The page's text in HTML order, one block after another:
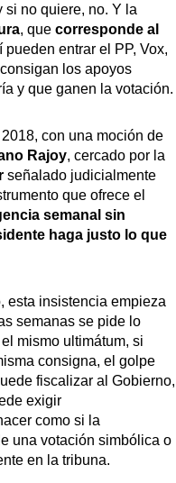
si no quiere, no. Y la
, que corresponde al
pueden entrar el PP, Vox,
los apoyos
y que ganen la votación.
con una moción de
Rajoy, cercado por la
señalado judicialmente
que ofrece el
semanal sin
haga justo lo que
esta insistencia empieza
semanas se pide lo
mismo ultimátum, si
consigna, el golpe
fiscalizar al Gobierno,
exigir
como si la
una votación simbólica o
en la tribuna.